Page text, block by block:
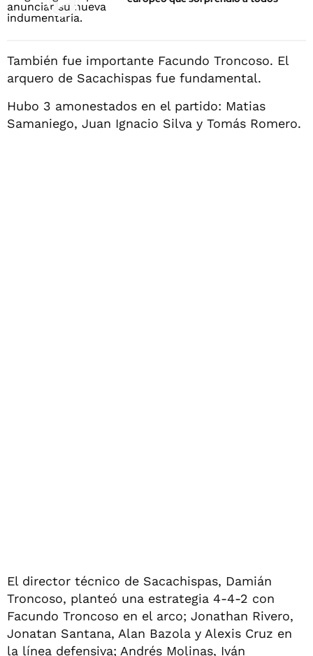
También fue importante Facundo Troncoso. El
arquero de Sacachispas fue fundamental.
Hubo 3 amonestados en el partido: Matias
Samaniego, Juan Ignacio Silva y Tomás Romero.
El director técnico de Sacachispas, Damián
Troncoso, planteó una estrategia 4-4-2 con
Facundo Troncoso en el arco; Jonathan Rivero,
Jonatan Santana, Alan Bazola y Alexis Cruz en
la línea defensiva; Andrés Molinas, Iván